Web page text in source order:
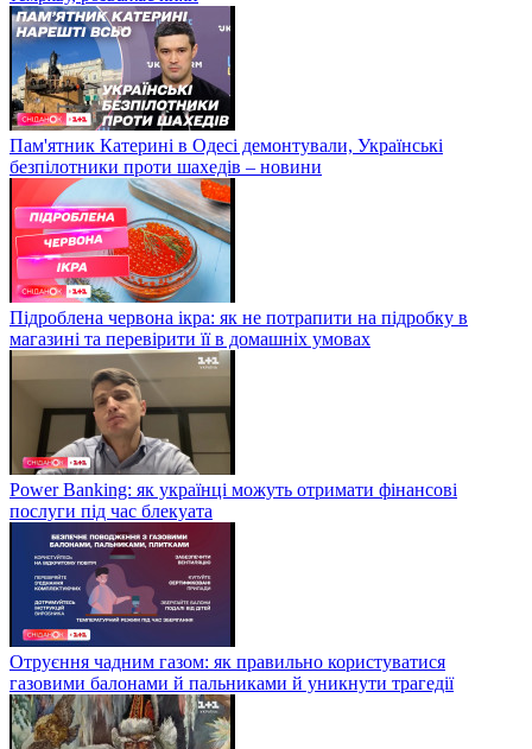
Пам'ятник Катерині в Одесі демонтували, Українські
безпілотники проти шахедів – новини
Підроблена червона ікра: як не потрапити на підробку в
магазині та перевірити її в домашніх умовах
Power Banking: як українці можуть отримати фінансові
послуги під час блекуата
Отруєння чадним газом: як правильно користуватися
газовими балонами й пальниками й уникнути трагедії